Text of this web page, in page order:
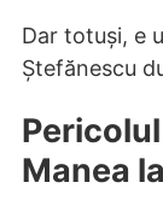
Dar totuși, e
Ștefănescu
Manea